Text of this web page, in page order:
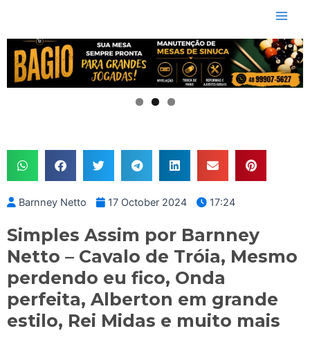
content
Main
Barnney Netto 17 October 2024 17:24
Simples Assim por Barnney
Netto – Cavalo de Tróia, Mesmo
perdendo eu fico, Onda
perfeita, Alberton em grande
estilo, Rei Midas e muito mais